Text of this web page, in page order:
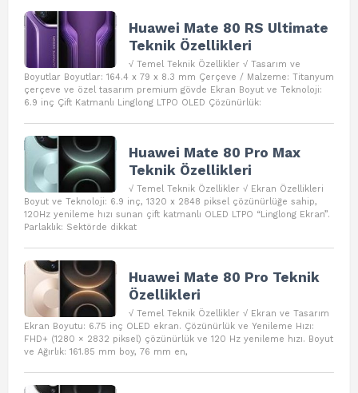
Huawei Mate 80 RS Ultimate
Teknik Özellikleri
√ Temel Teknik Özellikler √ Tasarım ve
Boyutlar Boyutlar: 164.4 x 79 x 8.3 mm Çerçeve / Malzeme: Titanyum
çerçeve ve özel tasarım premium gövde Ekran Boyut ve Teknoloji:
6.9 inç Çift Katmanlı Linglong LTPO OLED Çözünürlük:
Huawei Mate 80 Pro Max
Teknik Özellikleri
√ Temel Teknik Özellikler √ Ekran Özellikleri
Boyut ve Teknoloji: 6.9 inç, 1320 x 2848 piksel çözünürlüğe sahip,
120Hz yenileme hızı sunan çift katmanlı OLED LTPO “Linglong Ekran”.
Parlaklık: Sektörde dikkat
Huawei Mate 80 Pro Teknik
Özellikleri
√ Temel Teknik Özellikler √ Ekran ve Tasarım
Ekran Boyutu: 6.75 inç OLED ekran. Çözünürlük ve Yenileme Hızı:
FHD+ (1280 × 2832 piksel) çözünürlük ve 120 Hz yenileme hızı. Boyut
ve Ağırlık: 161.85 mm boy, 76 mm en,